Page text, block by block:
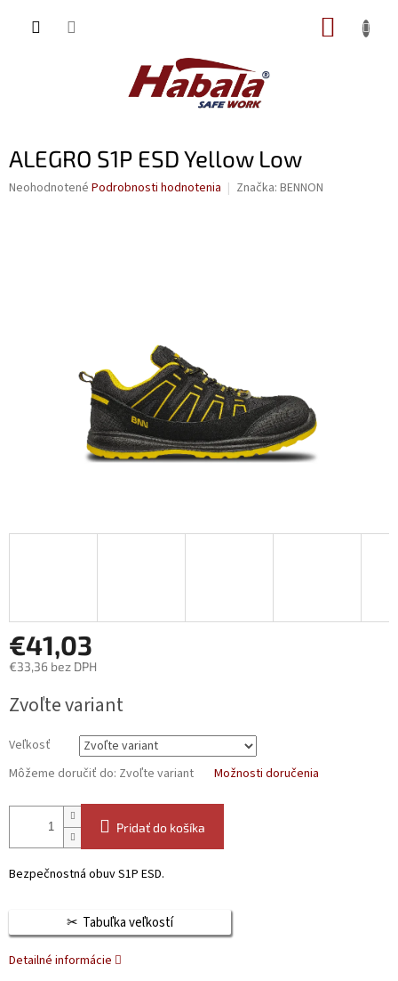
ALEGRO S1P ESD Yellow Low
Priemerné
Neohodnotené Podrobnosti hodnotenia Značka: BENNON
€41,03
€33,36 bez DPH
cena:
Zvoľte variant
Veľkosť
Môžeme doručiť do: Zvoľte variant Možnosti doručenia
Pridať do košíka
Bezpečnostná obuv S1P ESD.
Tabuľka veľkostí
Detailné informácie